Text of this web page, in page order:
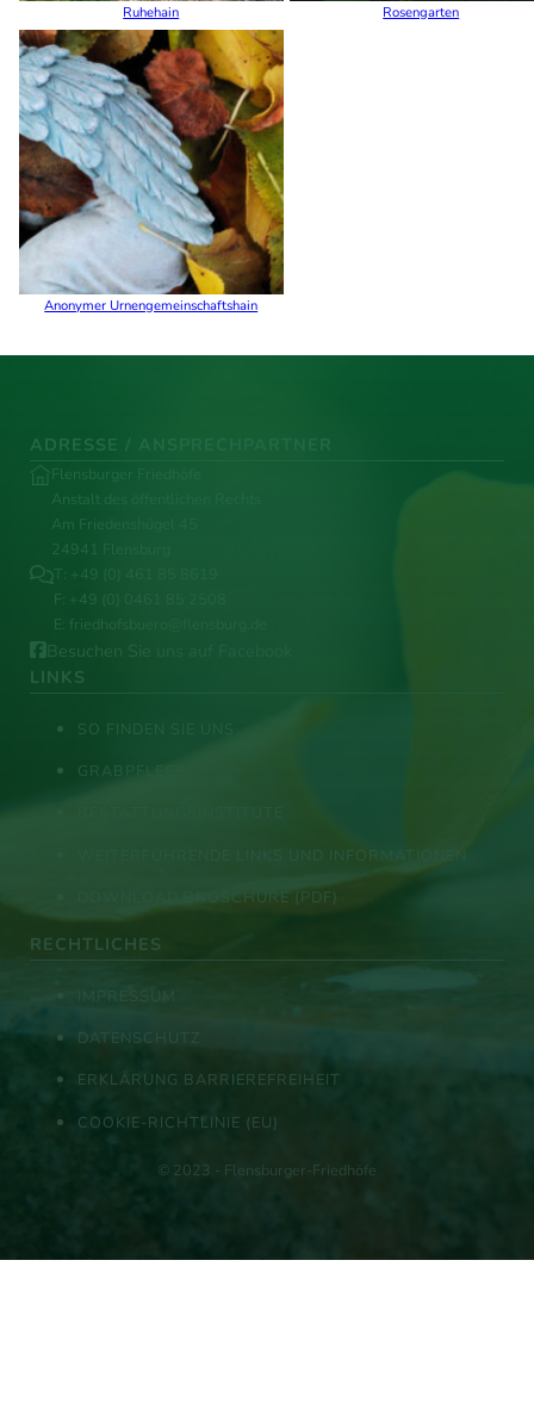
Ruhehain Rosengarten
Anonymer Urnengemeinschaftshain
ADRESSE / ANSPRECHPARTNER
Flensburger Friedhöfe
Anstalt des öffentlichen Rechts
Am Friedenshügel 45
24941 Flensburg
T: +49 (0) 461 85 8619
F: +49 (0) 0461 85 2508
E: friedhofsbuero@flensburg.de
Besuchen Sie uns auf Facebook
LINKS
SO FINDEN SIE UNS
GRABPFLEGE
WEITERFÜHRENDE LINKS UND INFORMATIONEN
DOWNLOAD BROSCHÜRE (PDF)
RECHTLICHES
IMPRESSUM
DATENSCHUTZ
ERKLÄRUNG BARRIEREFREIHEIT
COOKIE-RICHTLINIE (EU)
© 2023 - Flensburger-Friedhöfe